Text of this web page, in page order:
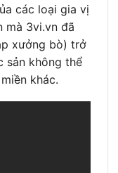
các loại gia vị
mà 3vi.vn đã
xưởng bò) trở
sản không thể
khác.